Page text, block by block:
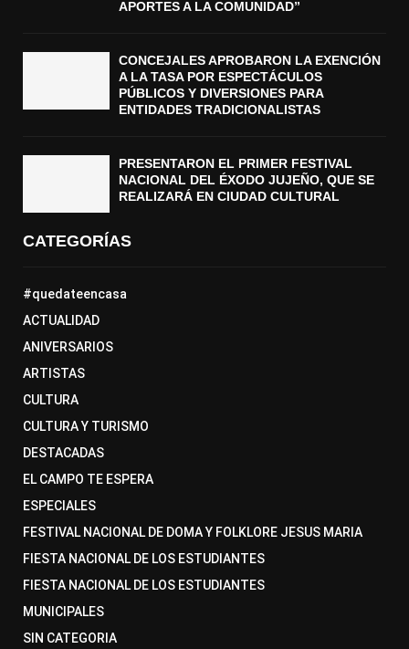
APORTES A LA COMUNIDAD”
CONCEJALES APROBARON LA EXENCIÓN
A LA TASA POR ESPECTÁCULOS
PÚBLICOS Y DIVERSIONES PARA
ENTIDADES TRADICIONALISTAS
PRESENTARON EL PRIMER FESTIVAL
NACIONAL DEL ÉXODO JUJEÑO, QUE SE
REALIZARÁ EN CIUDAD CULTURAL
CATEGORÍAS
#quedateencasa
ACTUALIDAD
ANIVERSARIOS
ARTISTAS
CULTURA
CULTURA Y TURISMO
DESTACADAS
EL CAMPO TE ESPERA
ESPECIALES
FESTIVAL NACIONAL DE DOMA Y FOLKLORE JESUS MARIA
FIESTA NACIONAL DE LOS ESTUDIANTES
FIESTA NACIONAL DE LOS ESTUDIANTES
MUNICIPALES
SIN CATEGORIA